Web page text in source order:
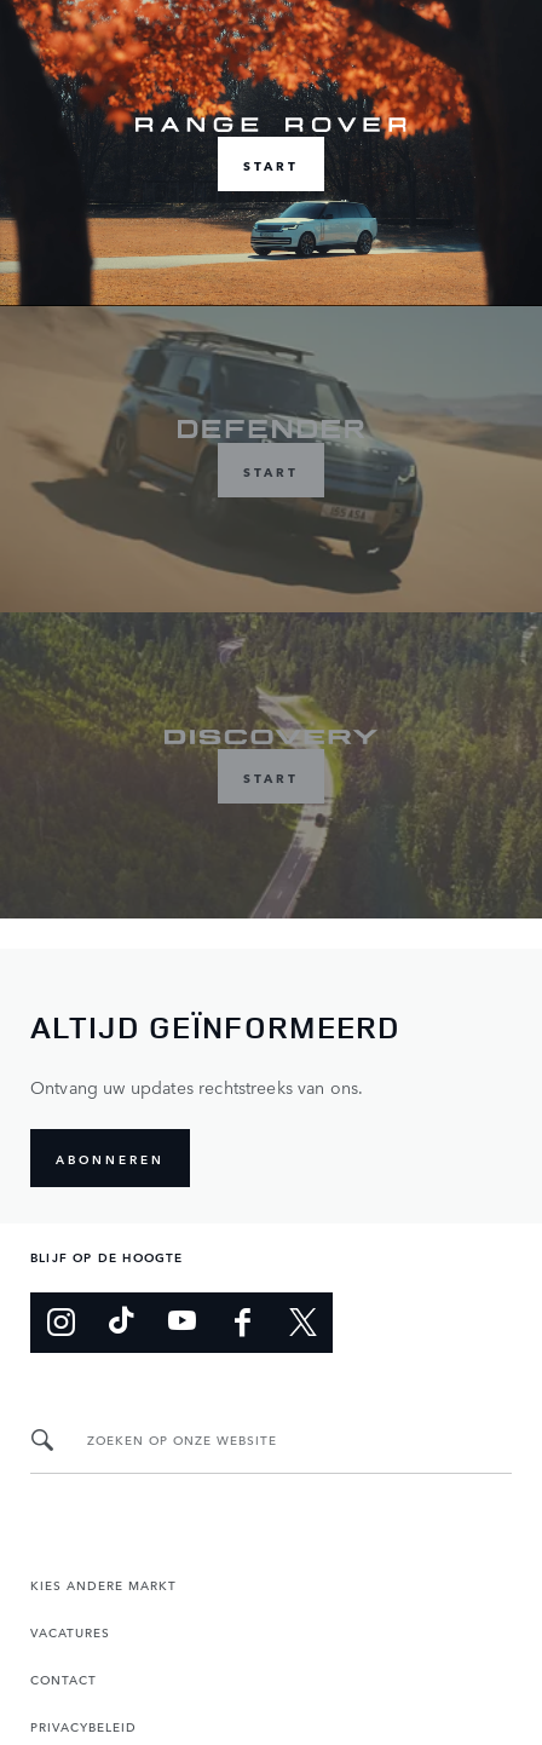
START
START
START
ALTIJD GEÏNFORMEERD
Ontvang uw updates rechtstreeks van ons.
ABONNEREN
BLIJF OP DE HOOGTE
ZOEKEN OP ONZE WEBSITE
KIES ANDERE MARKT
VACATURES
CONTACT
PRIVACYBELEID